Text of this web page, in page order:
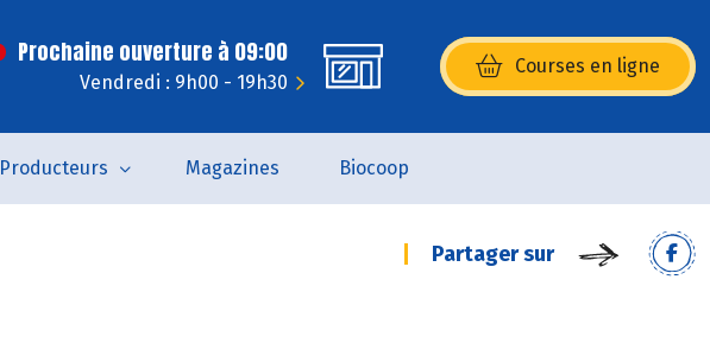
Prochaine ouverture à 09:00
Vendredi : 9h00 - 19h30
Courses en ligne
(s’ouvre dans une nouvelle
Producteurs Magazines Biocoop
Partager sur